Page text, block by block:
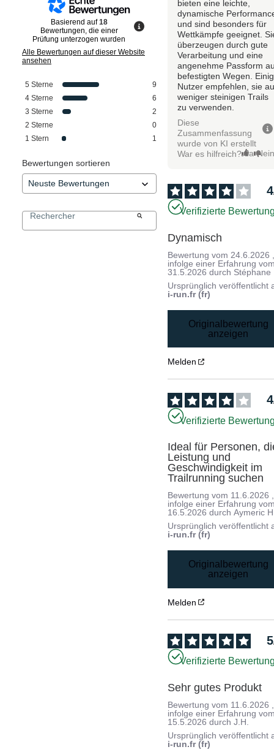
Basierend auf18
Bewertungen, die einer
Prüfung unterzogen wurden
Alle Bewertungen auf dieser Website
ansehen
5 Sterne
9
4 Sterne
6
3 Sterne
2
2 Sterne
0
1 Stern 1
Bewertungen sortieren
bieten eine leichte,
dynamische
und sind besonders für
Wettkämpfe geeignet.
überzeugen durch gute
Verarbeitung und eine
angenehme Passform
befestigten Wegen.
Nutzer empfehlen, sie
weniger steinigen Trails
zu verwenden.
Diese
Zusammenfassung
wurde von KI erstellt
War es hilfreich? Ja
4
Verifizierte
Dynamisch
Bewertung vom 24.6.2026
infolge einer Erfahrung
31.5.2026 durch Stéphane
Ursprünglich veröffentlicht
i-run.fr (fr)
Originalbewertung
anzeigen
Melden
4
Verifizierte
Ideal für Personen,
Leistung und
Geschwindigkeit im
Trailrunning suchen
Bewertung vom 11.6.2026 ,
infolge einer Erfahrung
16.5.2026 durchAymeric
Ursprünglich veröffentlicht
i-run.fr (fr)
Originalbewertung
anzeigen
Melden
5
Verifizierte
Sehr gutes Produkt
Bewertung vom 11.6.2026
infolge einer Erfahrung
15.5.2026 durchJ.H.
Ursprünglich veröffentlicht
i-run.fr (fr)